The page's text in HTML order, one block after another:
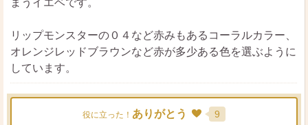
まうイエベです。
リップモンスターの０４など赤みもあるコーラルカラー、
オレンジレッドブラウンなど赤が多少ある色を選ぶように
しています。
役に立った！ ありがとう 9